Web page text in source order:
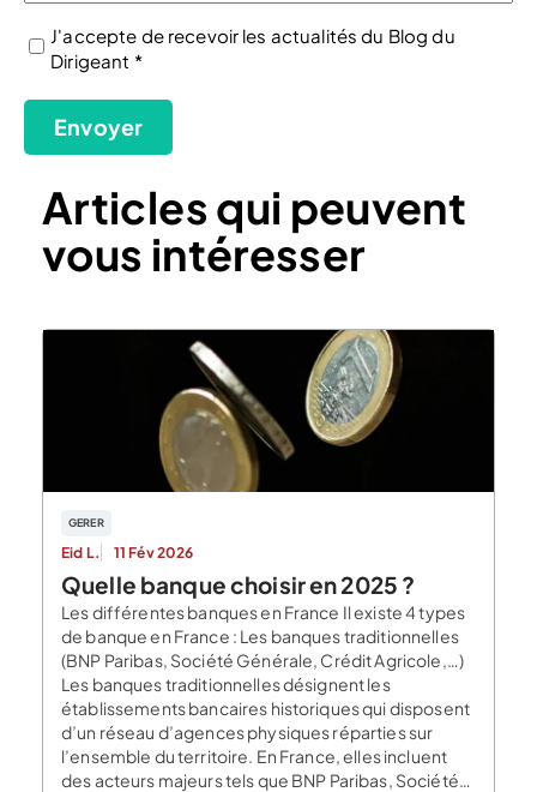
(Nécessaire)
J'accepte de recevoir les actualités du Blog du
Dirigeant *
Envoyer
Articles qui peuvent
vous intéresser
GERER
Eid L. 11 Fév 2026
Quelle banque choisir en 2025 ?
Les différentes banques en France Il existe 4 types
de banque en France : Les banques traditionnelles
(BNP Paribas, Société Générale, Crédit Agricole,…)
Les banques traditionnelles désignent les
établissements bancaires historiques qui disposent
d’un réseau d’agences physiques réparties sur
l’ensemble du territoire. En France, elles incluent
des acteurs majeurs tels que BNP Paribas, Société